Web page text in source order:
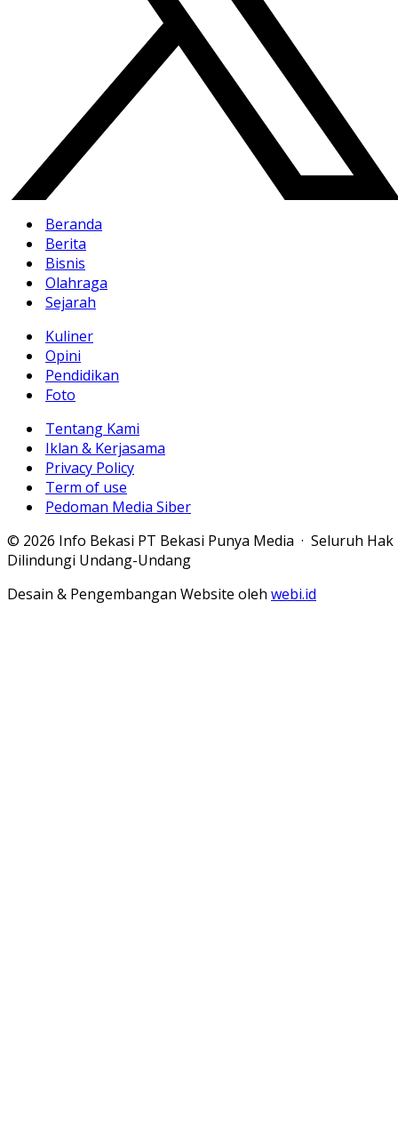
Beranda
Berita
Bisnis
Olahraga
Sejarah
Kuliner
Opini
Pendidikan
Foto
Tentang Kami
Iklan & Kerjasama
Privacy Policy
Term of use
Pedoman Media Siber
© 2026 Info Bekasi PT Bekasi Punya Media · Seluruh Hak
Dilindungi Undang-Undang
Desain & Pengembangan Website oleh webi.id